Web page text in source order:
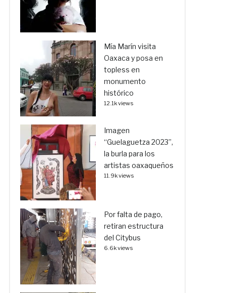
Mía Marín visita
Oaxaca y posa en
topless en
monumento
histórico
12.1k views
Imagen
“Guelaguetza 2023”,
la burla para los
artistas oaxaqueños
11.9k views
Por falta de pago,
retiran estructura
del Citybus
6.6k views